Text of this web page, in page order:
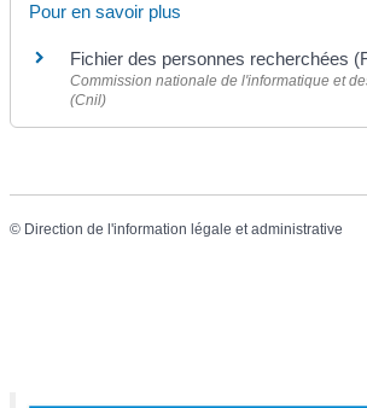
Pour en savoir plus
Fichier des personnes recherchées
Commission nationale de l'informatique et
(Cnil)
© Direction de l'information légale et administrative